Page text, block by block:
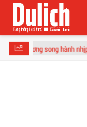
nhịp sống toàn cầu